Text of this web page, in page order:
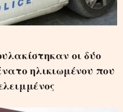
οι δύο
ηλικιωμένου που